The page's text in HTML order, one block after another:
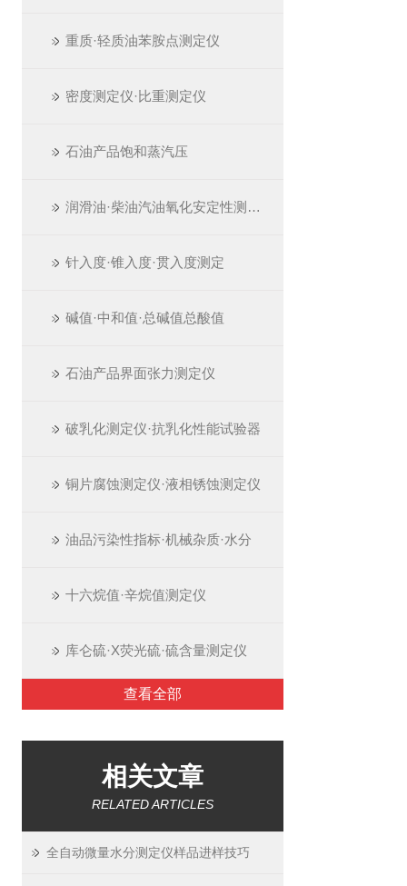
重质·轻质油苯胺点测定仪
密度测定仪·比重测定仪
石油产品饱和蒸汽压
润滑油·柴油汽油氧化安定性测定仪
针入度·锥入度·贯入度测定
碱值·中和值·总碱值总酸值
石油产品界面张力测定仪
破乳化测定仪·抗乳化性能试验器
铜片腐蚀测定仪·液相锈蚀测定仪
油品污染性指标·机械杂质·水分
十六烷值·辛烷值测定仪
库仑硫·X荧光硫·硫含量测定仪
查看全部
相关文章
RELATED ARTICLES
全自动微量水分测定仪样品进样技巧